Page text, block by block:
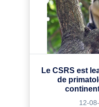
Le CSRS est
de
12-